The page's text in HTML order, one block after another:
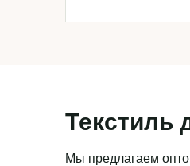
Текстиль
Мы предлагаем